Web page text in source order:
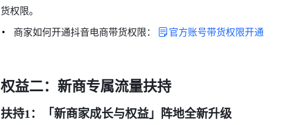
货权限。
商家如何开通抖音电商带货权限： 官方账号带货权限开通
权益二：新商专属流量扶持
扶持1：「新商家成长与权益」阵地全新升级